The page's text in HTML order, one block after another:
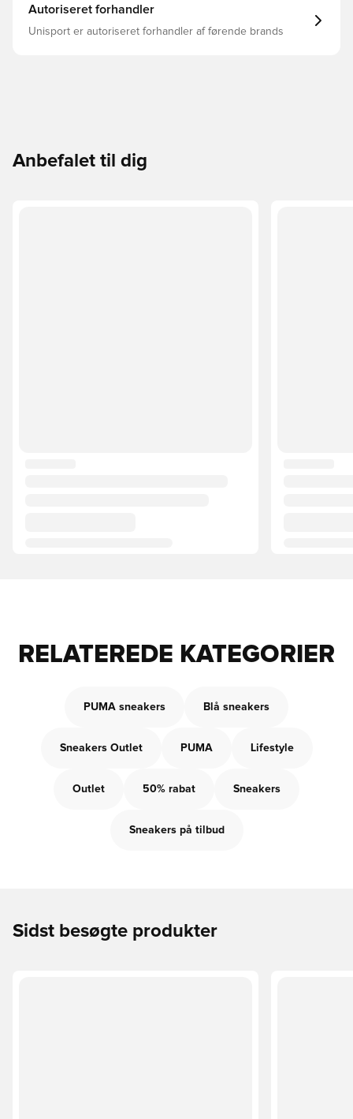
Autoriseret forhandler
Unisport er autoriseret forhandler af førende brands
Anbefalet til dig
RELATEREDE KATEGORIER
PUMA sneakers Blå sneakers
Sneakers Outlet PUMA Lifestyle
Outlet 50% rabat Sneakers
Sneakers på tilbud
Sidst besøgte produkter